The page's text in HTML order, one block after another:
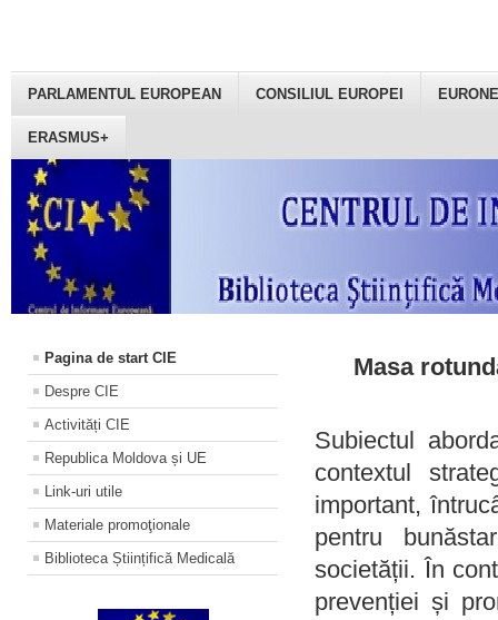
PARLAMENTUL EUROPEAN CONSILIUL EUROPEI
ERASMUS+
Pagina de start CIE
Despre CIE
Activități CIE
Republica Moldova și UE
Link-uri utile
Materiale promoţionale
Biblioteca Științifică Medicală
Masa
Subiectul
contextul
important,
pentru
societății. În
prevenției și